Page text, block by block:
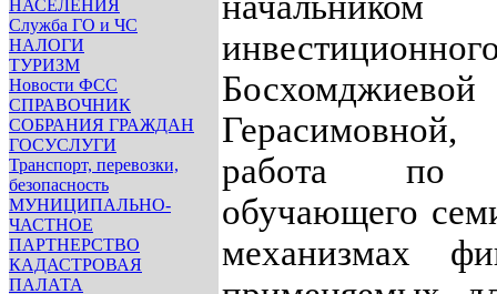
НАСЕЛЕНИЯ
Служба ГО и ЧС
НАЛОГИ
ТУРИЗМ
Новости ФСС
СПРАВОЧНИК
СОБРАНИЯ ГРАЖДАН
ГОСУСЛУГИ
Транспорт, перевозки,
безопасность
МУНИЦИПАЛЬНО-
ЧАСТНОЕ
ПАРТНЕРСТВО
КАДАСТРОВАЯ
ПАЛАТА
работа по
обучающего
механизмах